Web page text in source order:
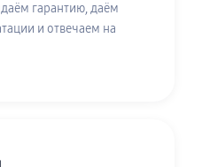
гарантию, даём
и отвечаем на